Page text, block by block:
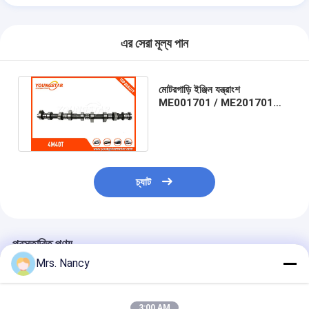
এর সেরা মূল্য পান
মোটরগাড়ি ইঞ্জিন যন্ত্রাংশ
ME001701 / ME201701
চ্যাট
প্রস্তাবিত পণ্য
Mrs. Nancy